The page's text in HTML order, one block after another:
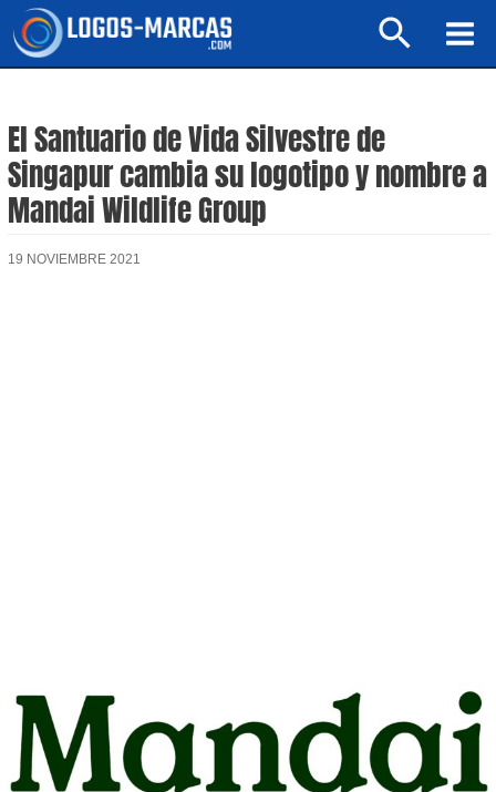
Buscar
El Santuario de Vida Silvestre de
Singapur cambia su logotipo y nombre a
Mandai Wildlife Group
19 NOVIEMBRE 2021